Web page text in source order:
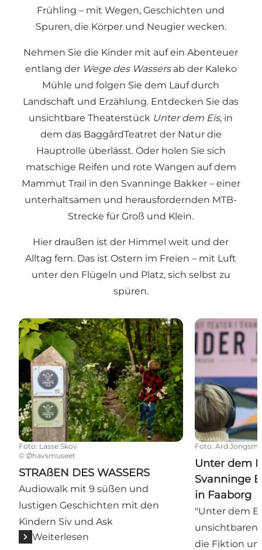
Frühling – mit Wegen, Geschichten und
Spuren, die Körper und Neugier wecken.
Nehmen Sie die Kinder mit auf ein Abenteuer
entlang der Wege des Wassersab der Kaleko
Mühle und folgen Sie dem Lauf durch
Landschaft und Erzählung. Entdecken Sie das
unsichtbare Theaterstück Unter dem Eis, in
dem das BaggårdTeatret der Natur die
Hauptrolle überlässt. Oder holen Sie sich
matschige Reifen und rote Wangen auf dem
Mammut Trail in den Svanninge Bakker – einer
unterhaltsamen und herausfordernden MTB-
Strecke für Groß und Klein.
Hier draußen ist der Himmel weit und der
Alltag fern. Das ist Ostern im Freien – mit Luft
unter den Flügeln und Platz, sich selbst zu
spüren.
STRAßEN DES WASSERS
Foto: Lasse Skov
© Øhavsmuseet
STRAßEN DES WASSERS
Audiowalk mit 9 süßen und
lustigen Geschichten mit den
Kindern Siv und Ask
Weiterlesen
Unter dem
Foto: Ard
Unter dem
Svanninge
in Faaborg
"Unter dem
unsichtbaren
die Fiktion